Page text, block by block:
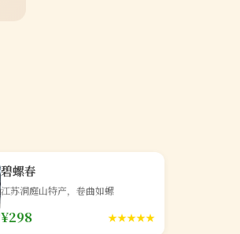
碧螺春
江苏洞庭山特产，卷曲如螺
¥298 ★★★★★